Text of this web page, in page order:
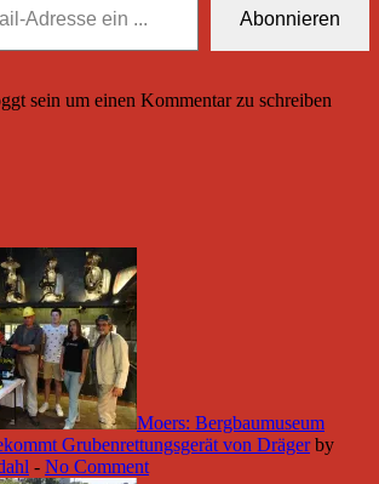
Abonnieren
sein um einen Kommentar zu schreiben
Moers: Bergbaumuseum
Grubenrettungsgerät von Dräger by
- No Comment